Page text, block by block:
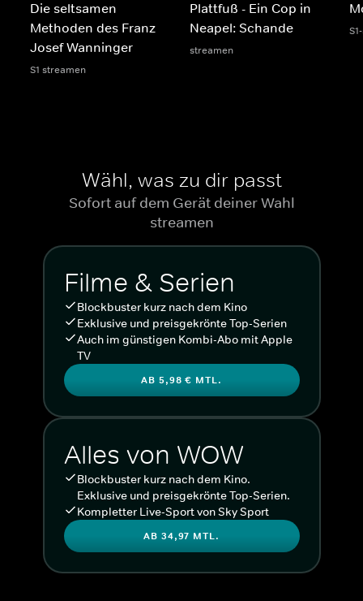
Die seltsamen
Methoden des Franz
Josef Wanninger
S1 streamen
Plattfuß - Ein Cop in
Neapel: Schande
streamen
Wähl, was zu dir passt
Sofort auf dem Gerät deiner Wahl
streamen
Filme & Serien
Blockbuster kurz nach dem Kino
Exklusive und preisgekrönte Top-Serien
Auch im günstigen Kombi-Abo mit Apple
TV
AB 5,98 € MTL.
Alles von WOW
Blockbuster kurz nach dem Kino.
Exklusive und preisgekrönte Top-Serien.
Kompletter Live-Sport von Sky Sport
AB 34,97 MTL.